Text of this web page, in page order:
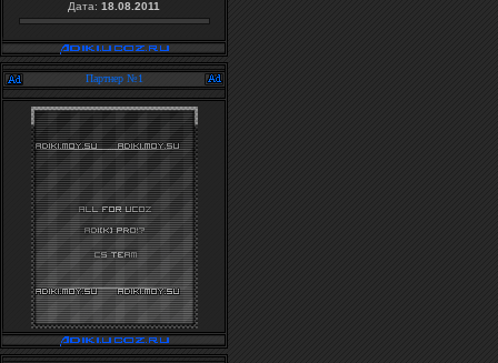
Дата: 18.08.2011
Партнер №1